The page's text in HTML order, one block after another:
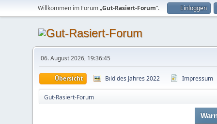
Willkommen im Forum „Gut-Rasiert-Forum“. Einloggen
06. August 2026, 19:36:45
Übersicht Bild des Jahres 2022 Impressum
Gut-Rasiert-Forum